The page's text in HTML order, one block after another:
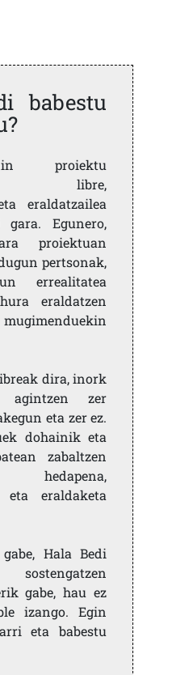
babestu
proiektu
libre,
eraldatzailea
Egunero,
proiektuan
pertsonak,
errealitatea
eraldatzen
dira, inork
agintzen zer
eta zer ez.
dohainik eta
zabaltzen
eta eraldaketa
Hala Bedi
sostengatzen
gabe, hau ez
izango. Egin
eta babestu